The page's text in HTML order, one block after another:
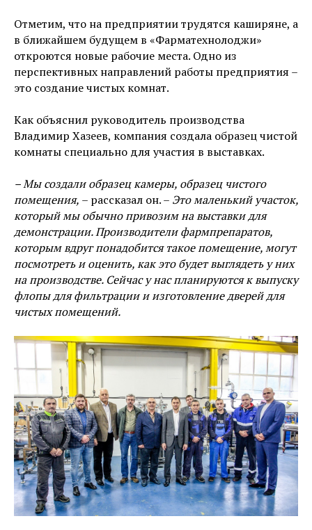
Отметим, что на предприятии трудятся каширяне, а
в ближайшем будущем в «Фарматехнолоджи»
откроются новые рабочие места. Одно из
перспективных направлений работы предприятия –
это создание чистых комнат.
Как объяснил руководитель производства
Владимир Хазеев, компания создала образец чистой
комнаты специально для участия в выставках.
– Мы создали образец камеры, образец чистого
помещения, – рассказал он. – Это маленький участок,
который мы обычно привозим на выставки для
демонстрации. Производители фармпрепаратов,
которым вдруг понадобится такое помещение, могут
посмотреть и оценить, как это будет выглядеть у них
на производстве. Сейчас у нас планируются к выпуску
флопы для фильтрации и изготовление дверей для
чистых помещений.